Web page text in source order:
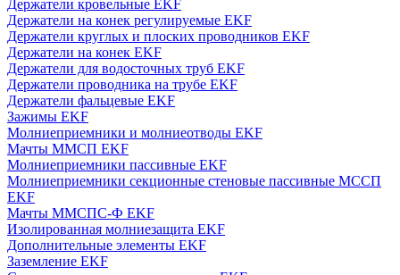
Держатели кровельные EKF
Держатели на конек регулируемые EKF
Держатели круглых и плоских проводников EKF
Держатели на конек EKF
Держатели для водосточных труб EKF
Держатели проводника на трубе EKF
Держатели фальцевые EKF
Зажимы EKF
Молниеприемники и молниеотводы EKF
Мачты ММСП EKF
Молниеприемники пассивные EKF
Молниеприемники секционные стеновые пассивные МССП
EKF
Мачты ММСПС-Ф EKF
Изолированная молниезащита EKF
Дополнительные элементы EKF
Заземление EKF